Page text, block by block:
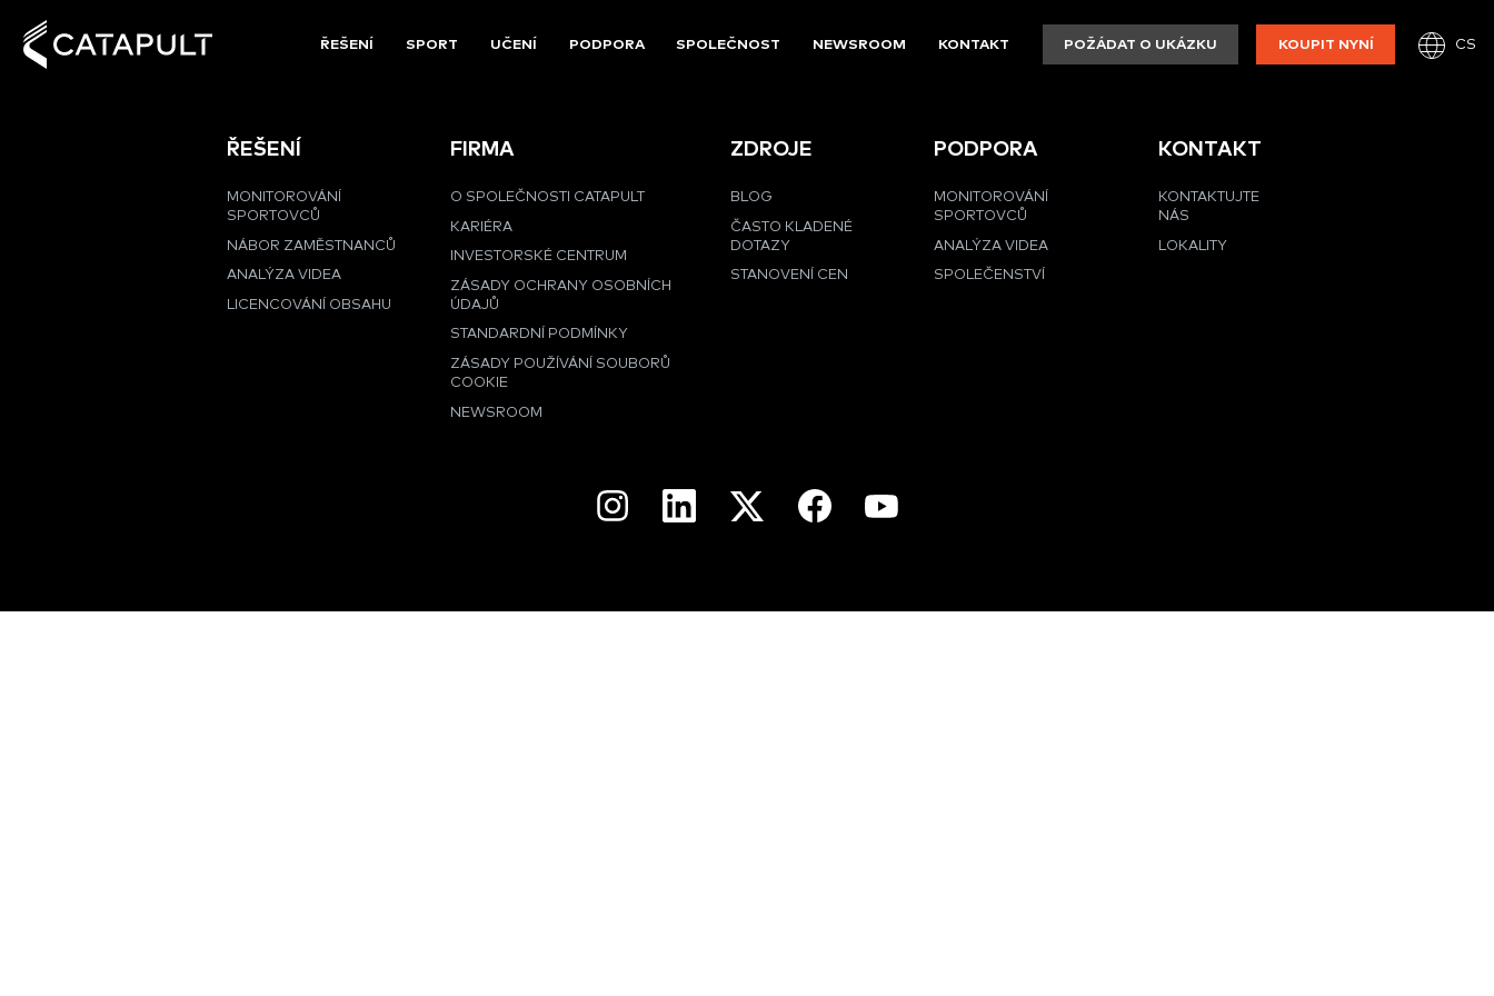
ŘEŠENÍ SPORT UČENÍ PODPORA SPOLEČNOST NEWSROOM KONTAKT POŽÁDAT O UKÁZKU KOUPIT NYNÍ CS
ŘEŠENÍ
MONITOROVÁNÍ
SPORTOVCŮ
NÁBOR ZAMĚSTNANCŮ
ANALÝZA VIDEA
LICENCOVÁNÍ OBSAHU
FIRMA
O SPOLEČNOSTI CATAPULT
KARIÉRA
INVESTORSKÉ CENTRUM
ZÁSADY OCHRANY OSOBNÍCH
ÚDAJŮ
STANDARDNÍ PODMÍNKY
ZÁSADY POUŽÍVÁNÍ SOUBORŮ
COOKIE
NEWSROOM
ZDROJE
BLOG
ČASTO KLADENÉ
DOTAZY
STANOVENÍ CEN
PODPORA
MONITOROVÁNÍ
SPORTOVCŮ
ANALÝZA VIDEA
SPOLEČENSTVÍ
KONTAKT
KONTAKTUJTE
NÁS
LOKALITY